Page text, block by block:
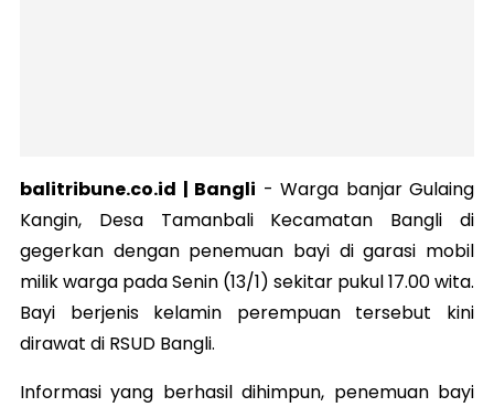
balitribune.co.id | Bangli - Warga banjar Gulaing
Kangin, Desa Tamanbali Kecamatan Bangli di
gegerkan dengan penemuan bayi di garasi mobil
milik warga pada Senin (13/1) sekitar pukul 17.00 wita.
Bayi berjenis kelamin perempuan tersebut kini
dirawat di RSUD Bangli.
Informasi yang berhasil dihimpun, penemuan bayi